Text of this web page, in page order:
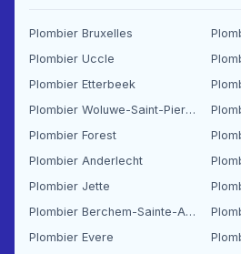
Plombier Bruxelles
Plombier Uccle
Plombier Etterbeek
Plombier Woluwe-Saint-Pierre
Plombier Forest
Plombier Anderlecht
Plombier Jette
Plombier Berchem-Sainte-Agathe
Plombier Evere